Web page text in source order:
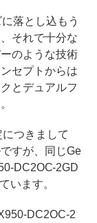
落とし込もう
それで十分な
のような技術
セプトからは
とデュアルフ
つきまして
すが、同じGe
DC2OC-2GD
います。
DC2OC-2